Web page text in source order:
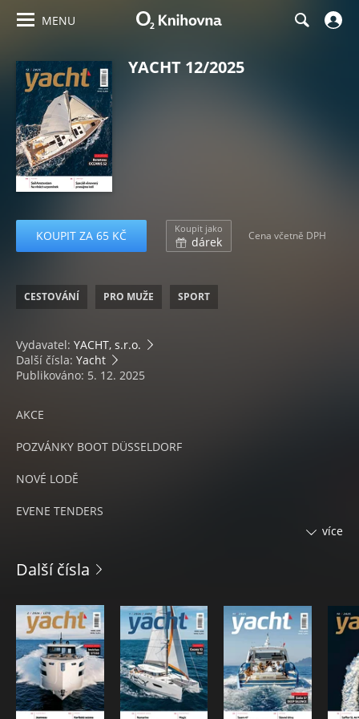
MENU
YACHT 12/2025
KOUPIT ZA 65 KČ Koupit jako
dárek Cena včetně DPH
CESTOVÁNÍ PRO MUŽE SPORT
Vydavatel: YACHT, s.r.o.
Další čísla: Yacht
Publikováno: 5. 12. 2025
AKCE
POZVÁNKY BOOT DÜSSELDORF
NOVÉ LODĚ
EVENE TENDERS
RANIERI NEXT 255 LX
SANLORENZO SHE
MOTOROVÉ JACHTY
ITAMA 51
PLACHETNICE
více
Další čísla